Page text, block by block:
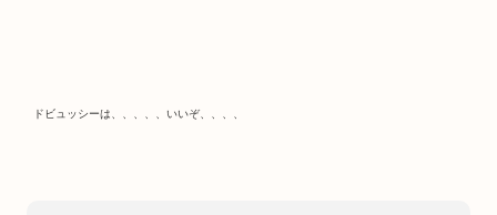
ドビュッシーは、、、、、いいぞ、、、、